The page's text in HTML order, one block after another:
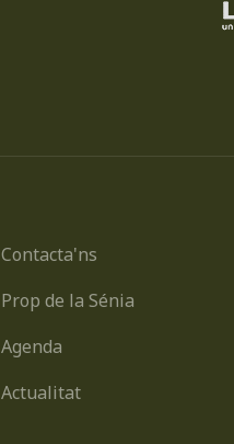
Contacta'ns
Prop de la Sénia
Agenda
Actualitat